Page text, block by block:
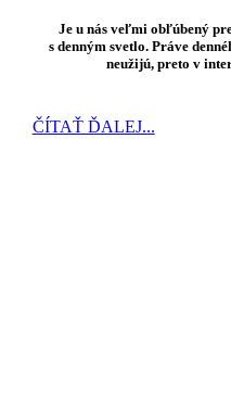
Je u nás veľmi obľúbený
s denným svetlo. Práve
neužijú, preto v
ČÍTAŤ ĎALEJ...